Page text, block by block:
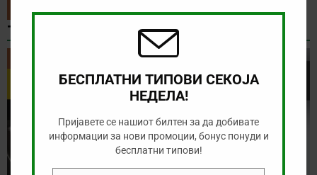
ТИП НА ДЕНОТ
БЕСПЛАТНИ ТИПОВИ СЕКОЈА
НЕДЕЛА!
Пријавете се нашиот билтен за да добивате
информации за нови промоции, бонус понуди и
бесплатни типови!